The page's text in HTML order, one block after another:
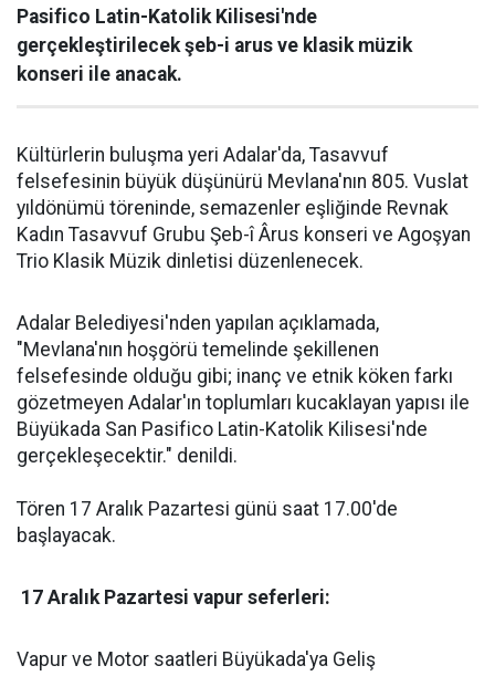
Pasifico Latin-Katolik Kilisesi'nde
gerçekleştirilecek şeb-i arus ve klasik müzik
konseri ile anacak.
Kültürlerin buluşma yeri Adalar'da, Tasavvuf
felsefesinin büyük düşünürü Mevlana'nın 805. Vuslat
yıldönümü töreninde, semazenler eşliğinde Revnak
Kadın Tasavvuf Grubu Şeb-î Ârus konseri ve Agoşyan
Trio Klasik Müzik dinletisi düzenlenecek.
Adalar Belediyesi'nden yapılan açıklamada,
"Mevlana'nın hoşgörü temelinde şekillenen
felsefesinde olduğu gibi; inanç ve etnik köken farkı
gözetmeyen Adalar'ın toplumları kucaklayan yapısı ile
Büyükada San Pasifico Latin-Katolik Kilisesi'nde
gerçekleşecektir." denildi.
Tören 17 Aralık Pazartesi günü saat 17.00'de
başlayacak.
17 Aralık Pazartesi vapur seferleri:
Vapur ve Motor saatleri Büyükada'ya Geliş